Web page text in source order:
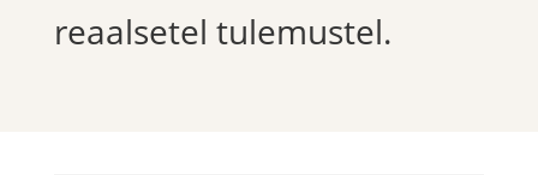
reaalsetel tulemustel.